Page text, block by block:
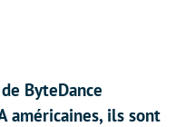
ByteDance
américaines, ils sont